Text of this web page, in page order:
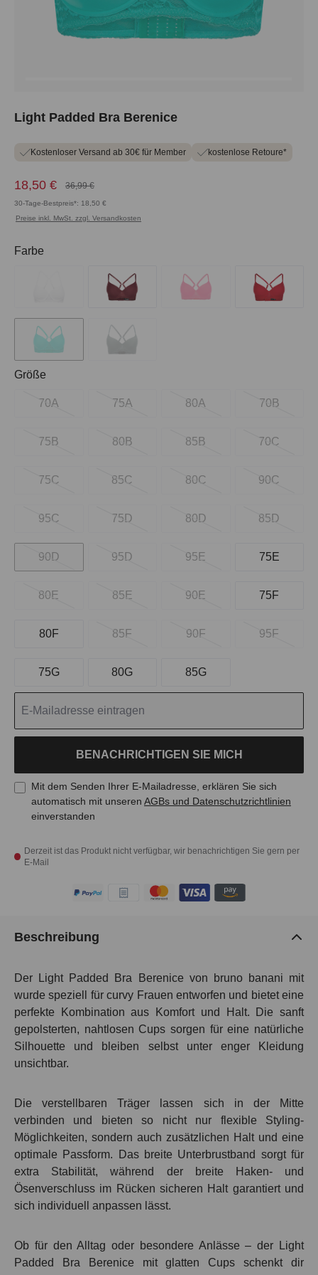
Light Padded Bra Berenice
Kostenloser Versand ab 30€ für Member kostenlose Retoure*
18,50 € 36,99 €
30-Tage-Bestpreis*: 18,50 €
Preise inkl. MwSt. zzgl. Versandkosten
Derzeit ist das Produkt nicht verfügbar, wir benachrichtigen Sie gern per
E-Mail
Farbe
Größe
70A 75A 80A 70B
75B 80B 85B 70C
75C 85C 80C 90C
95C 75D 80D 85D
90D 95D 95E 75E
80E 85E 90E 75F
80F 85F 90F 95F
75G 80G 85G
BENACHRICHTIGEN SIE MICH
Mit dem Senden Ihrer E-Mailadresse, erklären Sie sich
automatisch mit unseren AGBs und Datenschutzrichtlinien
einverstanden
Beschreibung
Der Light Padded Bra Berenice von bruno banani mit
wurde speziell für curvy Frauen entworfen und bietet eine
perfekte Kombination aus Komfort und Halt. Die sanft
gepolsterten, nahtlosen Cups sorgen für eine natürliche
Silhouette und bleiben selbst unter enger Kleidung
unsichtbar.
Die verstellbaren Träger lassen sich in der Mitte
verbinden und bieten so nicht nur flexible Styling-
Möglichkeiten, sondern auch zusätzlichen Halt und eine
optimale Passform. Das breite Unterbrustband sorgt für
extra Stabilität, während der breite Haken- und
Ösenverschluss im Rücken sicheren Halt garantiert und
sich individuell anpassen lässt.
Ob für den Alltag oder besondere Anlässe – der Light
Padded Bra Berenice mit glatten Cups schenkt dir